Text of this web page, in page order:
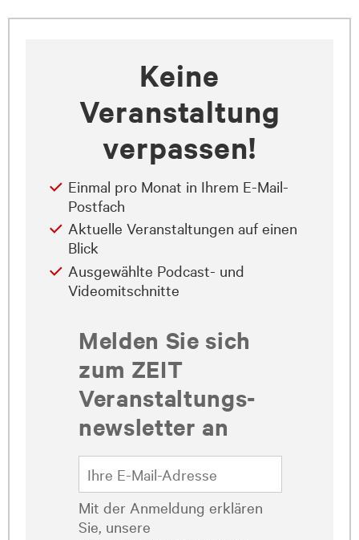
Keine
Veranstaltung
verpassen!
Einmal pro Monat in Ihrem E-Mail-
Postfach
Aktuelle Veranstaltungen auf einen
Blick
Ausgewählte Podcast- und
Videomitschnitte
Melden Sie sich
zum ZEIT
Veranstaltungs­
newsletter an
Mit der Anmeldung erklären
Sie, unsere